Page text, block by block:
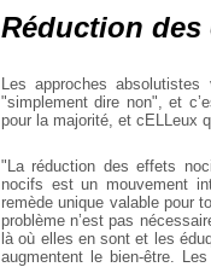
Réduction des
Les approches
"simplement dire non", et
pour la majorité, et cELLeux
"La réduction des effets
nocifs est un mouvement
remède unique valable pour
problème n’est pas
là où elles en sont et les
augmentent le bien-être.